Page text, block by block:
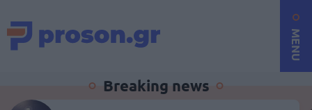
MENU
Breaking news